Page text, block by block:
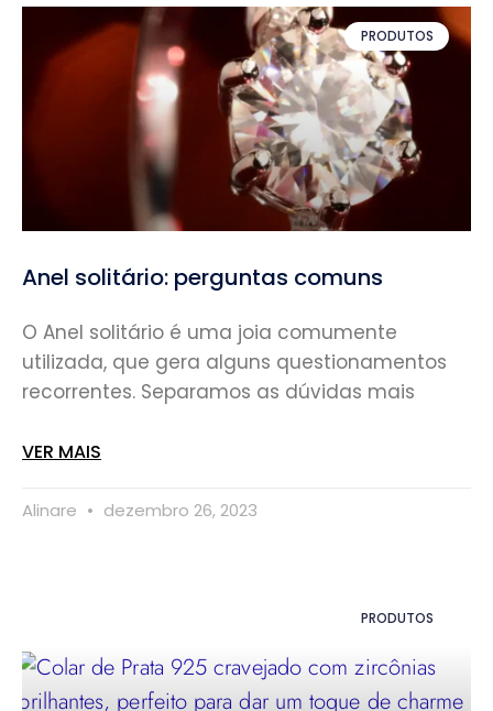
PRODUTOS
Anel solitário: perguntas comuns
O Anel solitário é uma joia comumente
utilizada, que gera alguns questionamentos
recorrentes. Separamos as dúvidas mais
VER MAIS
Alinare dezembro 26, 2023
PRODUTOS